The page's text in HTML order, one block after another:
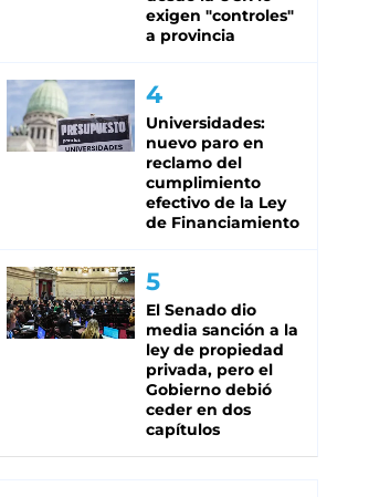
exigen "controles"
a provincia
Universidades:
nuevo paro en
reclamo del
cumplimiento
efectivo de la Ley
de Financiamiento
El Senado dio
media sanción a la
ley de propiedad
privada, pero el
Gobierno debió
ceder en dos
capítulos